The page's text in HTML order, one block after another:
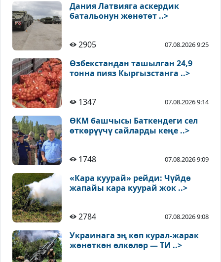
Дания Латвияга аскердик
батальонун жөнөтөт ..>
2905 07.08.2026 9:25
Өзбекстандан ташылган 24,9
тонна пияз Кыргызстанга ..>
1347 07.08.2026 9:14
ӨКМ башчысы Баткендеги сел
өткөрүүчү сайларды кеңе ..>
1748 07.08.2026 9:09
«Кара куурай» рейди: Чүйдө
жапайы кара куурай жок ..>
2784 07.08.2026 9:08
Украинага эң көп курал-жарак
жөнөткөн өлкөлөр — ТИ ..>